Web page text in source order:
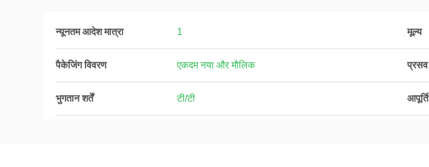
न्यूनतम आदेश मात्रा 1 मूल्य
पैकेजिंग विवरण एकदम नया और मौलिक
भुगतान शर्तें टी/टी